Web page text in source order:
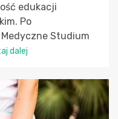
edukacji
Po
Studium
dalej